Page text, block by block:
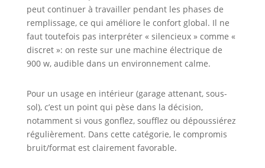
Bruit : Le
compresseur d'air
ultra silencieux de
70 dB de VEVOR
est construit avec
2 silencieux de
silencieux est
composé d'un
couvercle de
silencieux épaissi,
d'un tuyau de
silencieux en
peut continuer à travailler pendant les phases de
remplissage, ce qui améliore le confort global. Il ne
faut toutefois pas interpréter « silencieux » comme «
discret »: on reste sur une machine électrique de
900 w, audible dans un environnement calme.
Pour un usage en intérieur (garage attenant, sous-
sol), c’est un point qui pèse dans la décision,
notamment si vous gonflez, soufflez ou dépoussiérez
régulièrement. Dans cette catégorie, le compromis
bruit/format est clairement favorable.